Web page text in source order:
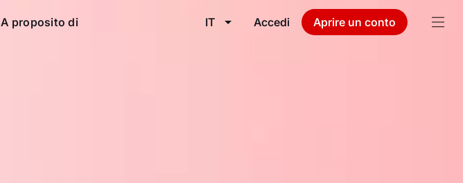
A proposito di IT Accedi Aprire un conto